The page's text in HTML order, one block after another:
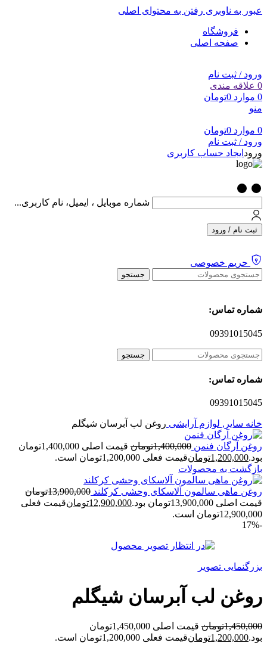
عبور به ناوبری رفتن به محتوای اصلی
فروشگاه
صفحه اصلی
ورود / ثبت نام
0 علاقه مندی
0 موارد 0تومان
منو
0 موارد 0تومان
ورود / ثبت نام
ورود ایجاد حساب کاربری
شماره موبایل ، ایمیل، نام کاربری...
ثبت نام / ورود
حریم خصوصی
جستجو
شماره تماس:
09391015045
جستجو
شماره تماس:
09391015045
خانه سایر, لوازم آرایشی روغن لب آبرسان شیگلم
روغن آرگان فنمن 1,400,000تومان
قیمت اصلی 1,400,000تومان
بود.1,200,000تومانقیمت فعلی 1,200,000تومان است.
بازگشت به محصولات
روغن ماهی سالمون آلاسکای وحشی کرکلند 13,900,000تومان
قیمت اصلی 13,900,000تومان بود.
12,900,000تومانقیمت فعلی
12,900,000تومان است.
-17%
بزرگنمایی تصویر
روغن لب آبرسان شیگلم
1,450,000تومان
قیمت اصلی 1,450,000تومان
بود.1,200,000تومانقیمت فعلی 1,200,000تومان است.